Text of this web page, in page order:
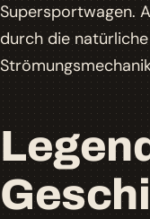
Supersportwagen.
durch die